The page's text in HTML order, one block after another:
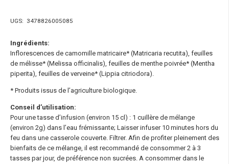
UGS: 3478826005085
Ingrédients:
Inflorescences de camomille matricaire* (Matricaria recutita), feuilles
de mélisse* (Melissa officinalis), feuilles de menthe poivrée* (Mentha
piperita), feuilles de verveine* (Lippia citriodora).
* Produits issus de l’agriculture biologique.
Conseil d’utilisation:
Pour une tasse d’infusion (environ 15 cl) : 1 cuillère de mélange
(environ 2g) dans l’eau frémissante; Laisser infuser 10 minutes hors du
feu dans une casserole couverte. Filtrer. Afin de profiter pleinement des
bienfaits de ce mélange, il est recommandé de consommer 2 à 3
tasses par jour, de préférence non sucrées. A consommer dans le